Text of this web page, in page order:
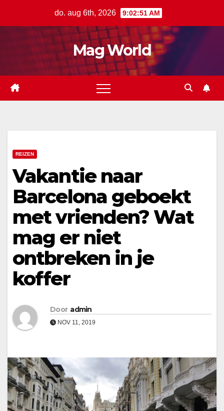
do. aug 6th, 2026 9:02:52 AM
Mag World
REIZEN
Vakantie naar
Barcelona geboekt
met vrienden? Wat
mag er niet
ontbreken in je
koffer
Door admin
NOV 11, 2019